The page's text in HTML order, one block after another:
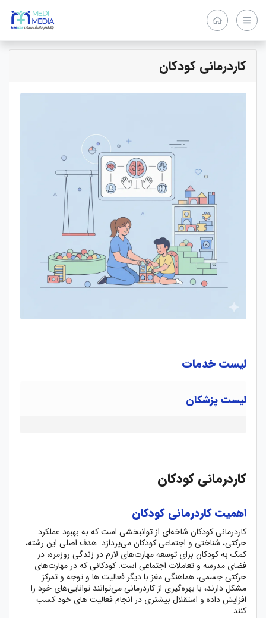
کاردرمانی کودکان
لیست خدمات
لیست پزشکان
کاردرمانی کودکان
اهمیت کاردرمانی کودکان
کاردرمانی کودکان شاخه‌ای از توانبخشی است که به بهبود عملکرد
حرکتی، شناختی و اجتماعی کودکان می‌پردازد. هدف اصلی این رشته،
کمک به کودکان برای توسعه مهارت‌های لازم در زندگی روزمره، در
فضای مدرسه و تعاملات اجتماعی است. کودکانی که در مهارت‌های
حرکتی جسمی، هماهنگی مغز با دیگر فعالیت ها و توجه و تمرکز
مشکل دارند، با بهره‌گیری از کاردرمانی می‌توانند توانایی‌های خود را
افزایش داده و استقلال بیشتری در انجام فعالیت های خود کسب
کنند.